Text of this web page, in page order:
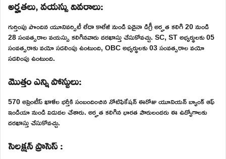
అర్హతలు, వయస్సు వివరాలు:
గుర్తింపు పొందిన యూనివర్సిటీ లేదా కాలేజీ నుండి ఏదైనా డిగ్రీ అర్హత కలిగి 20 నుండి
28 సంవత్సరాల వయస్సు కలిగినవారు దరఖాస్తు చేసుకోవచ్చు. SC, ST అభ్యర్థులకు 05
సంవత్సరాకు వయో సడలింపు ఉంటుంది, OBC అభ్యర్థులకు 03 సంవత్సరాల వయో
సడలింపు ఉంటుంది.
మొత్తం ఎన్ని పోస్టులు:
570 అప్రెంటీస్ ఖాళీల భర్తీకి సంబందించిన నోటిఫికేషన్ ఈరోజు యూనియన్ బ్యాంక్ ఆఫ్
ఇండియా నుండి విడుదల చేశారు. అర్హత కలిగిన భారత పౌరులందరు ఈ ఉద్యోగాలకు
దరఖాస్తు చేసుకోవచ్చు.
సెలక్షన్ ప్రాసెస్ :